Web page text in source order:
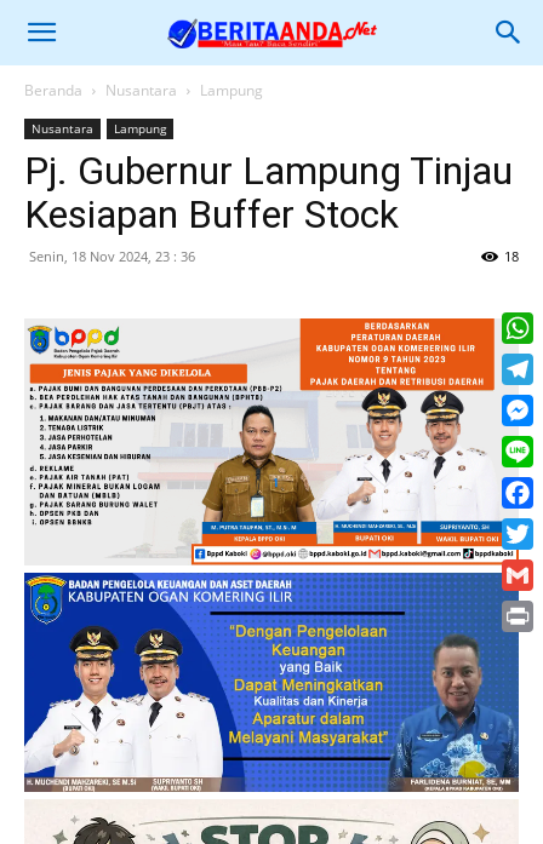
Beranda Nusantara Lampung
Nusantara Lampung
Pj. Gubernur Lampung Tinjau
Kesiapan Buffer Stock
Senin, 18 Nov 2024, 23 : 36 18
Line
Print